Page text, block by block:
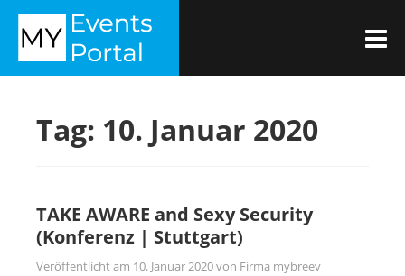
Zum
Inhalt
springen
MYEVENTSPORTAL
Tag: 10. Januar 2020
TAKE AWARE and Sexy Security
(Konferenz | Stuttgart)
Veröffentlicht am 10. Januar 2020von Firma mybreev